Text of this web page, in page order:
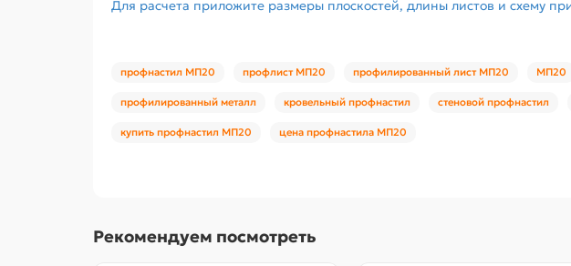
Для расчета приложите размеры плоскостей, длины листов и схему
профнастил МП20 профлист МП20 профилированный лист МП20 МП20
профилированный металл кровельный профнастил стеновой профнастил
купить профнастил МП20 цена профнастила МП20
Рекомендуем посмотреть